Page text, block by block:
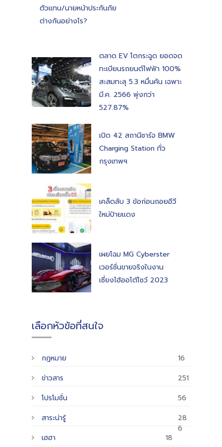
ตัวแทน/นายหน้าประกันภัย
ต่างกันอย่างไร?
ตลาด EV โตกระฉูด ยอดจด
ทะเบียนรถยนต์ไฟฟ้า 100%
สะสมทะลุ 5.3 หมื่นคัน เฉพาะ
มี.ค. 2566 พุ่งกว่า
527.87%
เปิด 42 สถานีชาร์จ BMW
Charging Station ทั่ว
กรุงเทพฯ
เคล็ดลับ 3 ข้อก่อนถอยอีวี
ใหม่ป้ายแดง
เผยโฉม MG Cyberster
เวอร์ชั่นขายจริงในงาน
เซี่ยงไฮ้ออโต้โชว์ 2023
เลือกหัวข้อที่สนใจ
กฎหมาย
16
ข่าวสาร
251
โปรโมชั่น
56
สาระน่ารู้
28
6
เฮฮา
18